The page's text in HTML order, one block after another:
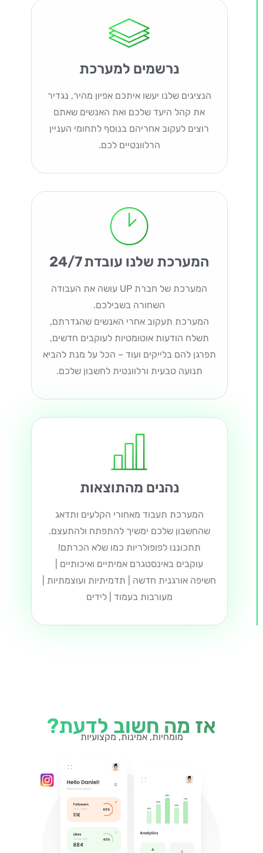
נרשמים למערכת
הנציגים שלנו יעשו איתכם אפיון מהיר, נגדיר
את קהל היעד שלכם ואת האנשים שאתם
רוצים לעקוב אחריהם בנוסף לתחומי העניין
הרלוונטיים לכם.
המערכת שלנו עובדת 24/7
המערכת של חברת UP עושה את העבודה
השחורה בשבילכם.
המערכת תעקוב אחרי האנשים שהגדרתם,
תשלח הודעות אוטומטיות לעוקבים חדשים,
תפרגן להם בלייקים ועוד – הכל על מנת להביא
תנועה טבעית ורלוונטית לחשבון שלכם.
נהנים מהתוצאות
המערכת תעבוד מאחורי הקלעים ותדאג
שהחשבון שלכם ימשיך להתפתח ולהתעצם.
תתכוננו לפופולריות כמו שלא הכרתם!
עוקבים באינסטגרם אמיתיים ואיכותיים |
חשיפה אורגנית חדשה | תדמיתיות ועוצמתיות |
מעורבות בעמוד | לידים
אז מה חשוב לדעת?
מומחיות, אמינות, מקצועיות